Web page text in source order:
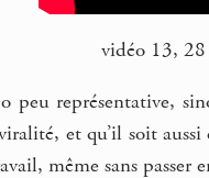
vidéo 13,
peu représentative,
et qu’il soit
même sans